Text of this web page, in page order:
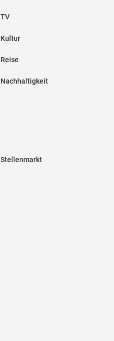
TV
Kultur
Reise
Nachhaltigkeit
Stellenmarkt